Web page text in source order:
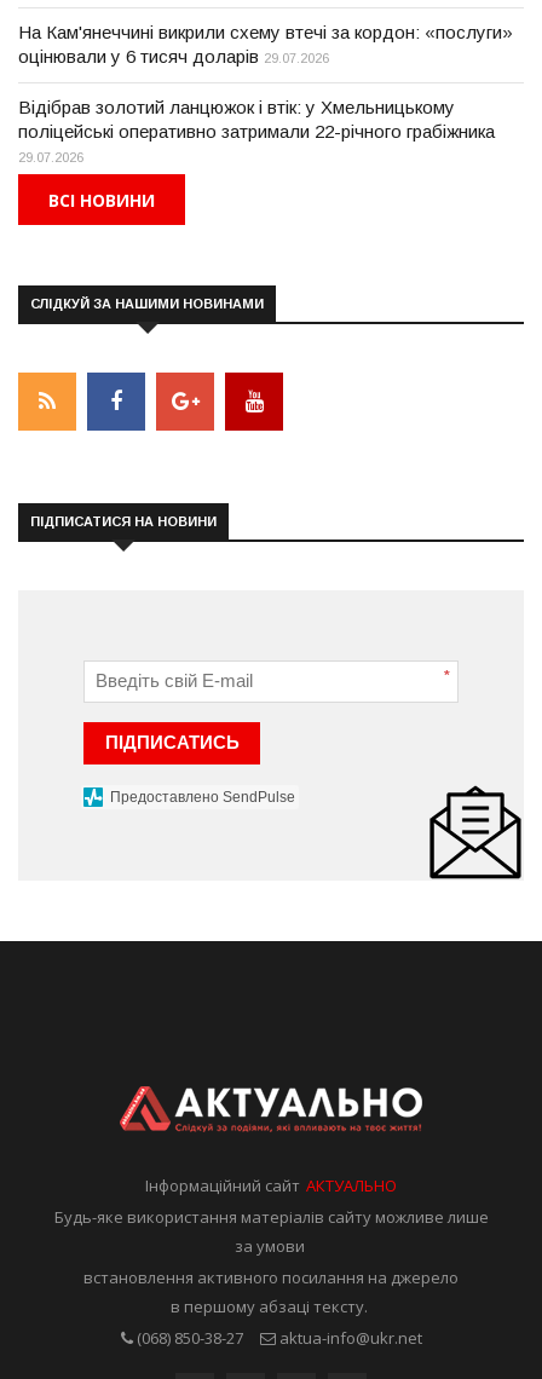
На Кам'янеччині викрили схему втечі за кордон: «послуги»
оцінювали у 6 тисяч доларів 29.07.2026
Відібрав золотий ланцюжок і втік: у Хмельницькому
поліцейські оперативно затримали 22-річного грабіжника
29.07.2026
ВСІ НОВИНИ
СЛІДКУЙ ЗА НАШИМИ НОВИНАМИ
ПІДПИСАТИСЯ НА НОВИНИ
*
ПІДПИСАТИСЬ
Предоставлено SendPulse
Інформаційний сайтАКТУАЛЬНО
Будь-яке використання матеріалів сайту можливе лише
за умови
встановлення активного посилання на джерело
в першому абзаці тексту.
(068) 850-38-27
aktua-info@ukr.net